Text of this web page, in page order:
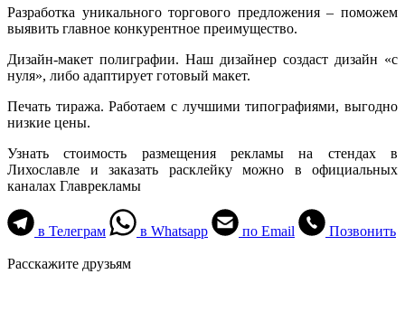
Разработка уникального торгового предложения – поможем
выявить главное конкурентное преимущество.
Дизайн-макет полиграфии. Наш дизайнер создаст дизайн «с
нуля», либо адаптирует готовый макет.
Печать тиража. Работаем с лучшими типографиями, выгодно
низкие цены.
Узнать стоимость размещения рекламы на стендах в
Лихославле и заказать расклейку можно в официальных
каналах Главрекламы
в Телеграм в Whatsapp по Email Позвонить
Расскажите друзьям